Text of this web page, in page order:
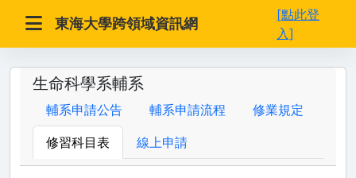
東海大學跨領域資訊網
[點此登
入]
生命科學系輔系
輔系申請公告 輔系申請流程 修業規定
修習科目表 線上申請